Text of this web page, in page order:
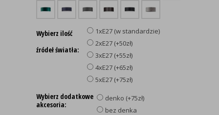
Wybierz ilość
źródeł światła:
1xE27 (w standardzie)
2xE27 (+50zł)
3xE27 (+55zł)
4xE27 (+65zł)
5xE27 (+75zł)
Wybierz dodatkowe
akcesoria:
denko (+75zł)
bez denka